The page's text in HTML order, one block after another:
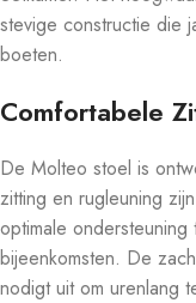
stevige constructie die
boeten.
Comfortabele
De Molteo stoel is
zitting en rugleuning
optimale
bijeenkomsten. De
nodigt uit om urenlang